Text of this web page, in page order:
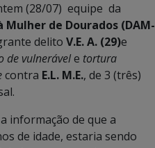
(28/07) equipe da
de Dourados (DAM-
delito V.E. A. (29)e
de vulnerávele tortura
contra E.L. M.E., de 3 (três)
informação de que a
de idade, estaria sendo